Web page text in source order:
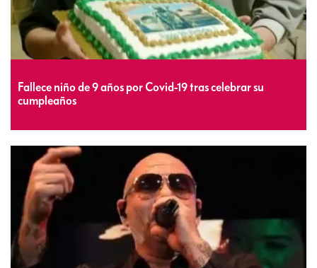
Fallece niño de 9 años por Covid-19 tras celebrar su
cumpleaños